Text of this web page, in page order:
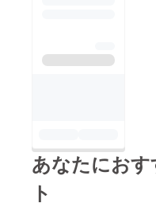
あなたにお
ト